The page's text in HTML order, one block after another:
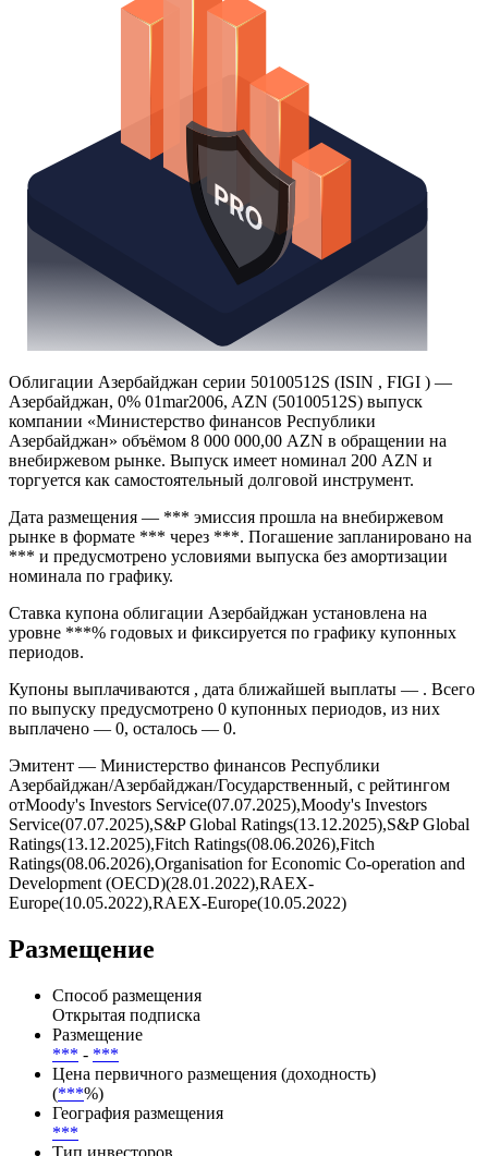
Облигации Азербайджан серии 50100512S (ISIN , FIGI ) —
Азербайджан, 0% 01mar2006, AZN (50100512S) выпуск
компании «Министерство финансов Республики
Азербайджан» объёмом 8 000 000,00 AZN в обращении на
внебиржевом рынке. Выпуск имеет номинал 200 AZN и
торгуется как самостоятельный долговой инструмент.
Дата размещения — *** эмиссия прошла на внебиржевом
рынке в формате *** через ***. Погашение запланировано на
*** и предусмотрено условиями выпуска без амортизации
номинала по графику.
Ставка купона облигации Азербайджан установлена на
уровне ***% годовых и фиксируется по графику купонных
периодов.
Купоны выплачиваются , дата ближайшей выплаты — . Всего
по выпуску предусмотрено 0 купонных периодов, из них
выплачено — 0, осталось — 0.
Эмитент — Министерство финансов Республики
Азербайджан/Азербайджан/Государственный, с рейтингом
отMoody's Investors Service(07.07.2025),Moody's Investors
Service(07.07.2025),S&P Global Ratings(13.12.2025),S&P Global
Ratings(13.12.2025),Fitch Ratings(08.06.2026),Fitch
Ratings(08.06.2026),Organisation for Economic Co-operation and
Development (OECD)(28.01.2022),RAEX-
Europe(10.05.2022),RAEX-Europe(10.05.2022)
Размещение
Способ размещения
Открытая подписка
Размещение
*** - ***
Цена первичного размещения (доходность)
(***%)
География размещения
***
Тип инвесторов